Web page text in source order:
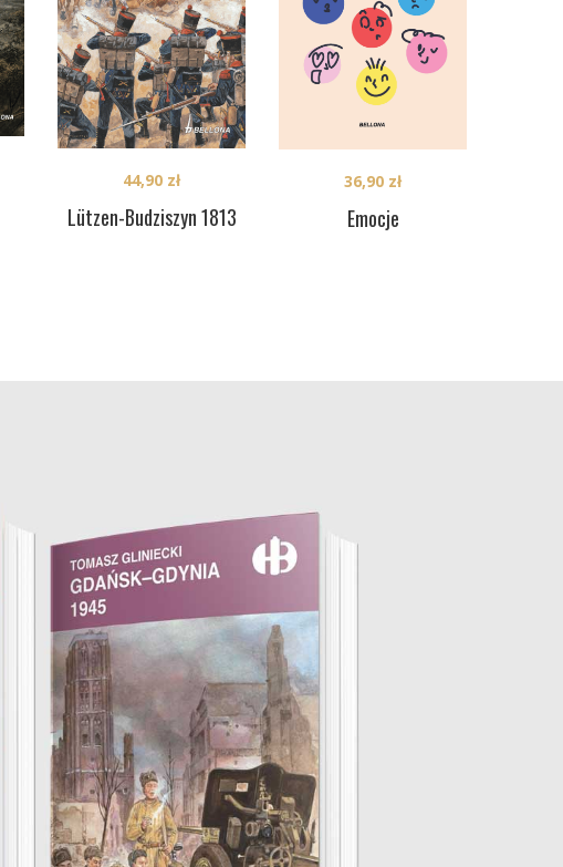
Lützen-Budziszyn 1813
44,90 zł
Emocje
36,90 zł